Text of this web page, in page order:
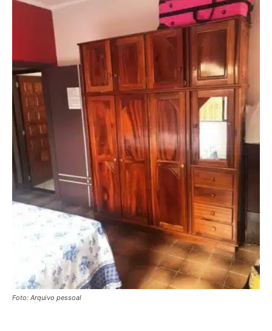
Foto: Arquivo pessoal